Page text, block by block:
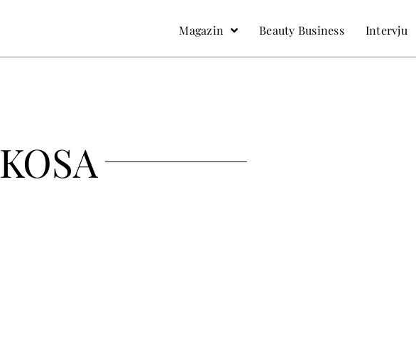
Magazin Beauty Business Intervju
KOSA